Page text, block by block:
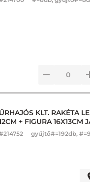
ŰRHAJÓS KLT. RAKÉTA
+ FIGURA 16X13CM
214752 gyűjtő#=192db,